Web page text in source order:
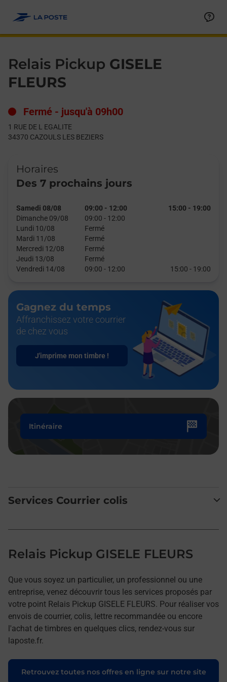
Relais Pickup GISELE
FLEURS
Fermé - jusqu'à 09h00
1 RUE DE L EGALITE
34370 CAZOULS LES BEZIERS
Horaires
Des 7 prochains jours
Samedi 08/08 09:00 - 12:00 15:00 - 19:00
Dimanche 09/08
09:00 - 12:00
Lundi 10/08
Fermé
Mardi 11/08
Fermé
Mercredi 12/08
Fermé
Jeudi 13/08
Fermé
Vendredi 14/08
09:00 - 12:00 15:00 - 19:00
Gagnez du temps
Affranchissez votre courrier
de chez vous
J'imprime mon timbre !
Itinéraire
Services Courrier colis
Relais Pickup GISELE FLEURS
Que vous soyez un particulier, un professionnel ou une
entreprise, venez découvrir tous les services proposés par
votre point Relais Pickup GISELE FLEURS. Pour réaliser vos
envois de courrier, colis, lettre recommandée ou encore
l'achat de timbres en quelques clics, rendez-vous sur
laposte.fr.
Retrouvez toutes nos offres en ligne sur notre site